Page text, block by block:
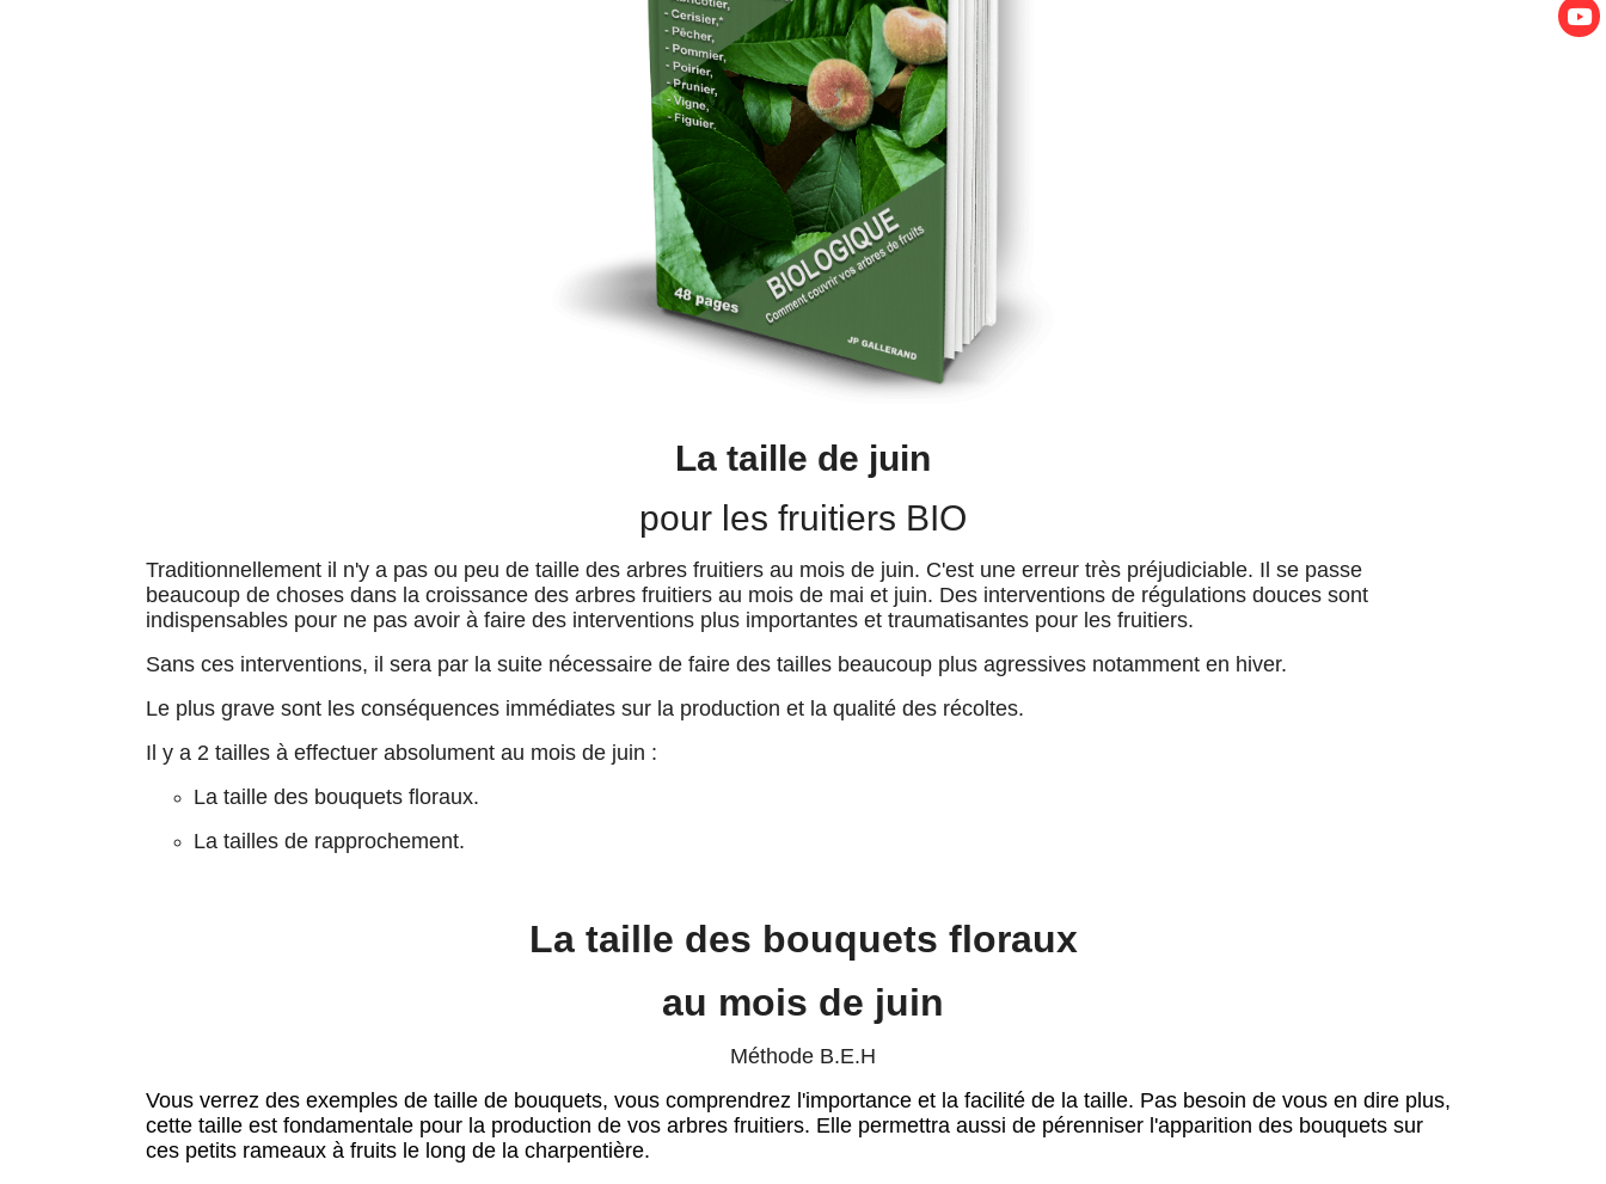
La taille de juin
pour les fruitiers BIO
Traditionnellement il n'y a pas ou peu de taille des arbres fruitiers au mois de juin. C'est une erreur très préjudiciable. Il se passe
beaucoup de choses dans la croissance des arbres fruitiers au mois de mai et juin. Des interventions de régulations douces sont
indispensables pour ne pas avoir à faire des interventions plus importantes et traumatisantes pour les fruitiers.
Sans ces interventions, il sera par la suite nécessaire de faire des tailles beaucoup plus agressives notamment en hiver.
Le plus grave sont les conséquences immédiates sur la production et la qualité des récoltes.
Il y a 2 tailles à effectuer absolument au mois de juin :
La taille des bouquets floraux.
La tailles de rapprochement.
La taille des bouquets floraux
au mois de juin
Méthode B.E.H
Vous verrez des exemples de taille de bouquets, vous comprendrez l'importance et la facilité de la taille. Pas besoin de vous en dire plus,
cette taille est fondamentale pour la production de vos arbres fruitiers. Elle permettra aussi de pérenniser l'apparition des bouquets sur
ces petits rameaux à fruits le long de la charpentière.